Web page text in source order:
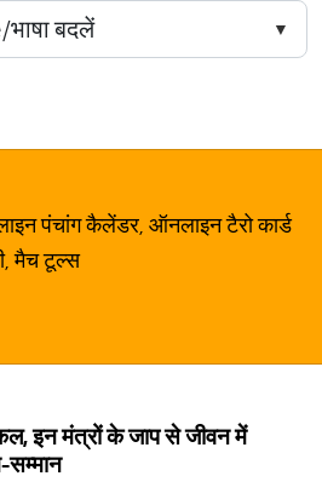
पंचांग कैलेंडर, ऑनलाइन टैरो कार्ड
मैच टूल्स
इन मंत्रों के जाप से जीवन में
सम्मान